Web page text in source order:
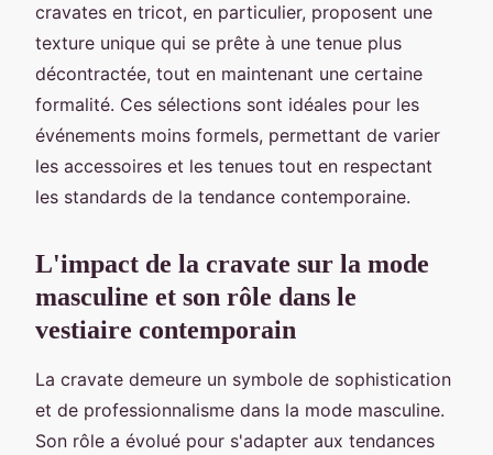
cravates en tricot, en particulier, proposent une
texture unique qui se prête à une tenue plus
décontractée, tout en maintenant une certaine
formalité. Ces sélections sont idéales pour les
événements moins formels, permettant de varier
les accessoires et les tenues tout en respectant
les standards de la tendance contemporaine.
L'impact de la cravate sur la mode
masculine et son rôle dans le
vestiaire contemporain
La cravate demeure un symbole de sophistication
et de professionnalisme dans la mode masculine.
Son rôle a évolué pour s'adapter aux tendances